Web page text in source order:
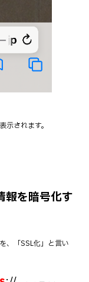
示されます。
報を暗号化す
、「SSL化」と言い